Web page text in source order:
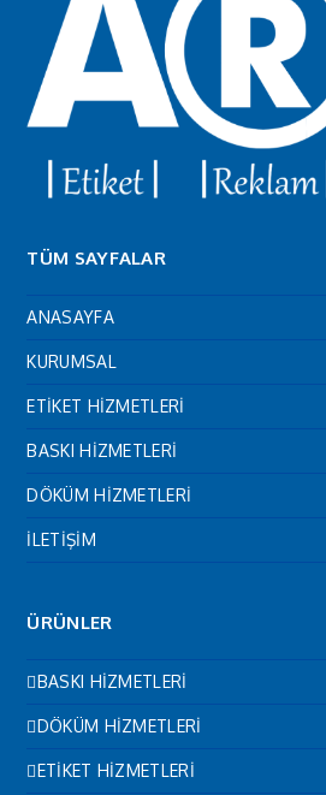
TÜM SAYFALAR
ANASAYFA
KURUMSAL
ETİKET HİZMETLERİ
BASKI HİZMETLERİ
DÖKÜM HİZMETLERİ
İLETİŞİM
ÜRÜNLER
BASKI HİZMETLERİ
DÖKÜM HİZMETLERİ
ETİKET HİZMETLERİ